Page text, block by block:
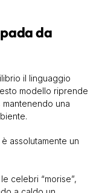
da
il linguaggio
modello riprende
una
assolutamente un
celebri “morise”,